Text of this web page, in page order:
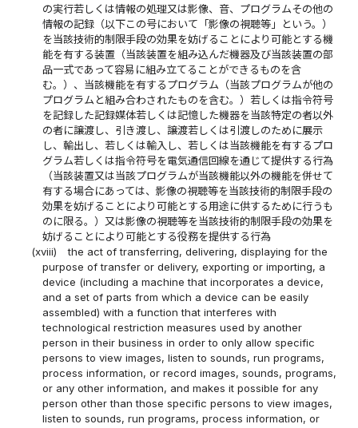
の実行若しくは情報の処理又は影像、音、プログラムその他の
情報の記録（以下この号において「影像の視聴等」という。）
を当該技術的制限手段の効果を妨げることにより可能とする機
能を有する装置（当該装置を組み込んだ機器及び当該装置の部
品一式であって容易に組み立てることができるものを含
む。）、当該機能を有するプログラム（当該プログラムが他の
プログラムと組み合わされたものを含む。）若しくは指令符号
を記録した記録媒体若しくは記憶した機器を当該特定の者以外
の者に譲渡し、引き渡し、譲渡若しくは引渡しのために展示
し、輸出し、若しくは輸入し、若しくは当該機能を有するプロ
グラム若しくは指令符号を電気通信回線を通じて提供する行為
（当該装置又は当該プログラムが当該機能以外の機能を併せて
有する場合にあっては、影像の視聴等を当該技術的制限手段の
効果を妨げることにより可能とする用途に供するために行うも
のに限る。）又は影像の視聴等を当該技術的制限手段の効果を
妨げることにより可能とする役務を提供する行為
(xviii)
the act of transferring, delivering, displaying for the
purpose of transfer or delivery, exporting or importing, a
device (including a machine that incorporates a device,
and a set of parts from which a device can be easily
assembled) with a function that interferes with
technological restriction measures used by another
person in their business in order to only allow specific
persons to view images, listen to sounds, run programs,
process information, or record images, sounds, programs,
or any other information, and makes it possible for any
person other than those specific persons to view images,
listen to sounds, run programs, process information, or